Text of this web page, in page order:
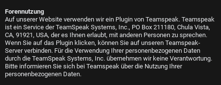
Forennutzung
Auf unserer Website verwenden wir ein Plugin von Teamspeak. Teamspeak
ist ein Service der TeamSpeak Systems, Inc., PO Box 211180, Chula Vista,
CA, 91921, USA, der es Ihnen erlaubt, mit anderen Personen zu sprechen.
Wenn Sie auf das Plugin klicken, können Sie auf unseren Teamspeak-
Server verbinden. Für die Verwendung Ihrer personenbezogenen Daten
durch die TeamSpeak Systems, Inc. übernehmen wir keine Verantwortung.
Bitte informieren Sie sich bei Teamspeak über die Nutzung Ihrer
personenbezogenen Daten.